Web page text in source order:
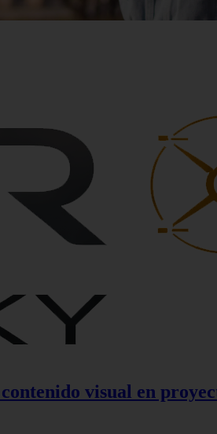
visual en